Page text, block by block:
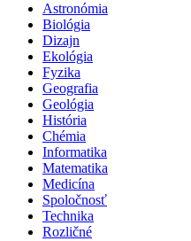
Astronómia
Biológia
Dizajn
Ekológia
Fyzika
Geografia
Geológia
História
Chémia
Informatika
Matematika
Medicína
Spoločnosť
Technika
Rozličné